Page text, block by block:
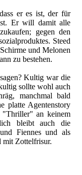
er es ist, der für
Er will damit alle
gegen den
Steed
und Melonen
zu bestehen.
Kultig war die
sollte wohl auch
manchmal bald
platte Agentenstory
"Thriller" an keinem
bleibt auch die
Fiennes und als
mit Zottelfrisur.